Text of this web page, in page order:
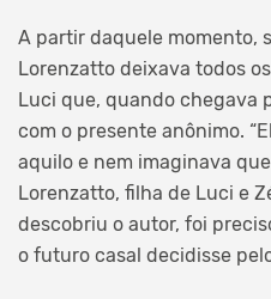
A partir daquele momento,
Lorenzatto deixava todos
Luci que, quando chegava
com o presente anônimo.
aquilo e nem imaginava
Lorenzatto, filha de Luci e
descobriu o autor, foi
o futuro casal decidisse